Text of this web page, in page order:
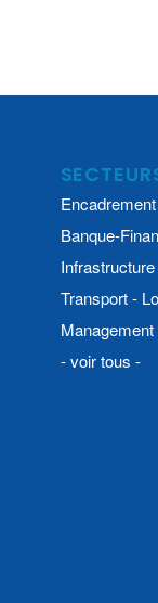
Banque-
Transport -
- voir tous -